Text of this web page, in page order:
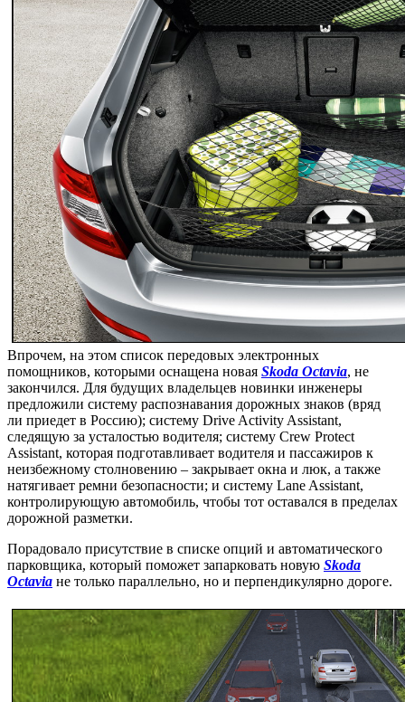
Впрочем, на этом список передовых электронных
помощников, которыми оснащена новая Skoda Octavia, не
закончился. Для будущих владельцев новинки инженеры
предложили систему распознавания дорожных знаков (вряд
ли приедет в Россию); систему Drive Activity Assistant,
следящую за усталостью водителя; систему Crew Protect
Assistant, которая подготавливает водителя и пассажиров к
неизбежному столновению – закрывает окна и люк, а также
натягивает ремни безопасности; и систему Lane Assistant,
контролирующую автомобиль, чтобы тот оставался в пределах
дорожной разметки.
Порадовало присутствие в списке опций и автоматического
парковщика, который поможет запарковать новую Skoda
Octavia не только параллельно, но и перпендикулярно дороге.